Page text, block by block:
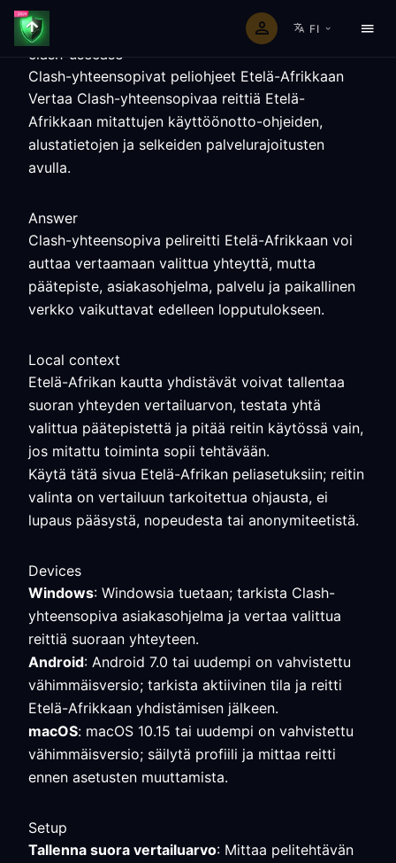
FI
clash-usecase
Clash-yhteensopivat peliohjeet Etelä-Afrikkaan
Vertaa Clash-yhteensopivaa reittiä Etelä-
Afrikkaan mitattujen käyttöönotto-ohjeiden,
alustatietojen ja selkeiden palvelurajoitusten
avulla.
Answer
Clash-yhteensopiva pelireitti Etelä-Afrikkaan voi
auttaa vertaamaan valittua yhteyttä, mutta
päätepiste, asiakasohjelma, palvelu ja paikallinen
verkko vaikuttavat edelleen lopputulokseen.
Local context
Etelä-Afrikan kautta yhdistävät voivat tallentaa
suoran yhteyden vertailuarvon, testata yhtä
valittua päätepistettä ja pitää reitin käytössä vain,
jos mitattu toiminta sopii tehtävään.
Käytä tätä sivua Etelä-Afrikan peliasetuksiin; reitin
valinta on vertailuun tarkoitettua ohjausta, ei
lupaus pääsystä, nopeudesta tai anonymiteetistä.
Devices
Windows: Windowsia tuetaan; tarkista Clash-
yhteensopiva asiakasohjelma ja vertaa valittua
reittiä suoraan yhteyteen.
Android: Android 7.0 tai uudempi on vahvistettu
vähimmäisversio; tarkista aktiivinen tila ja reitti
Etelä-Afrikkaan yhdistämisen jälkeen.
macOS: macOS 10.15 tai uudempi on vahvistettu
vähimmäisversio; säilytä profiili ja mittaa reitti
ennen asetusten muuttamista.
Setup
Tallenna suora vertailuarvo: Mittaa pelitehtävän